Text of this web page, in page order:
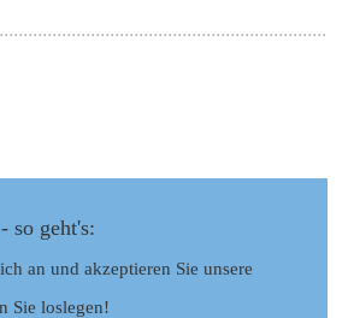
so geht's:
an und akzeptieren Sie unsere
Sie loslegen!